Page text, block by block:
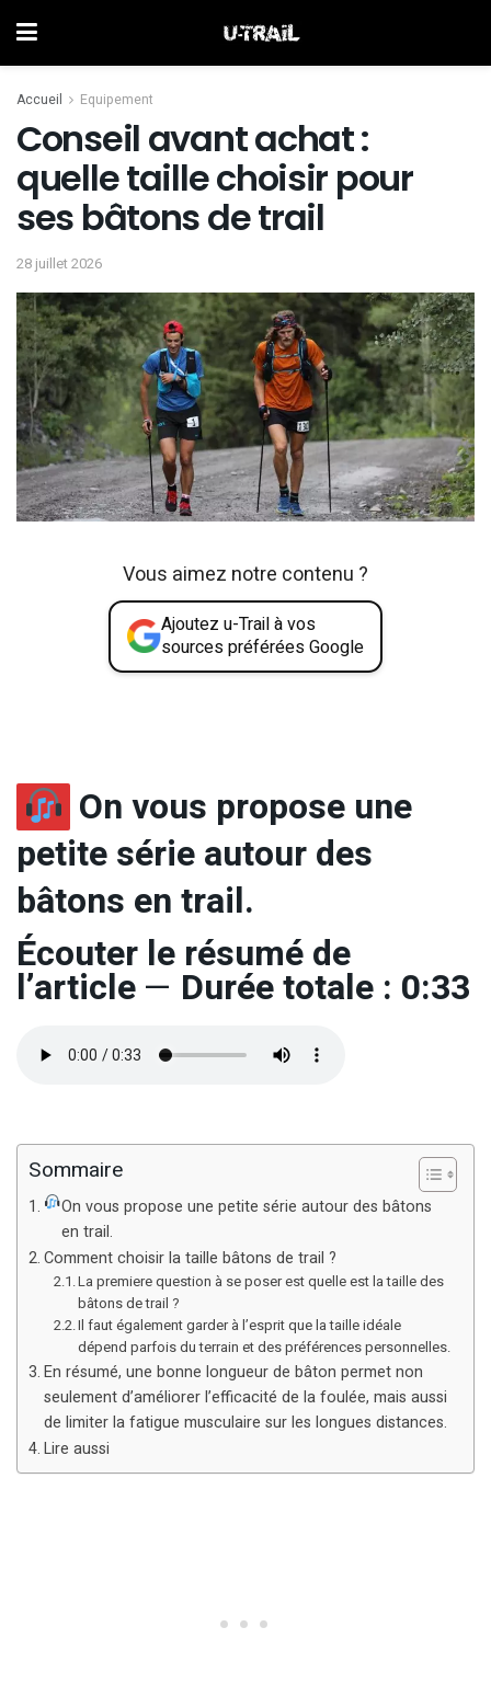
Accueil Equipement
Conseil avant achat :
quelle taille choisir pour
ses bâtons de trail
28 juillet 2026
Vous aimez notre contenu ?
Ajoutez u-Trail à vos
sources préférées Google
On vous propose une
petite série autour des
bâtons en trail.
Écouter le résumé de
l’article— Durée totale : 0:33
Sommaire
On vous propose une petite série autour des bâtons
en trail.
Comment choisir la taille bâtons de trail ?
La premiere question à se poser est quelle est la taille des
bâtons de trail ?
Il faut également garder à l’esprit que la taille idéale
dépend parfois du terrain et des préférences personnelles.
En résumé, une bonne longueur de bâton permet non
seulement d’améliorer l’efficacité de la foulée, mais aussi
de limiter la fatigue musculaire sur les longues distances.
Lire aussi